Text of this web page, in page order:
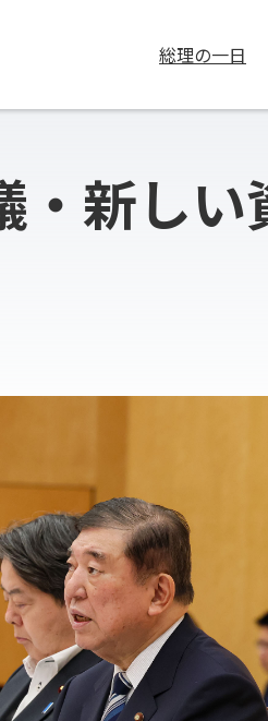
総理の一日
・新し